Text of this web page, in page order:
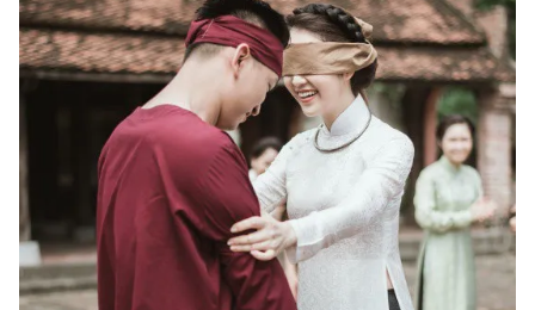
Ðiện thoại Thời báo VTV: 024.66 897 897
Email:toasoan@vtv.vn
Liên hệ quảng cáo:024-7300.7108